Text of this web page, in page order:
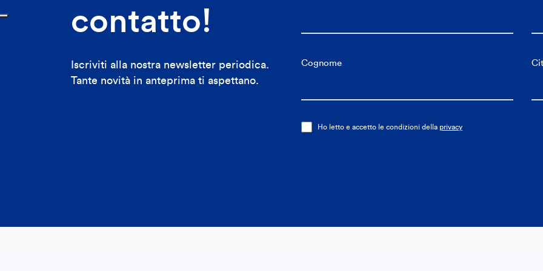
contatto!
Iscriviti alla nostra newsletter periodica.
Tante novità in anteprima ti aspettano.
Cognome
Ho letto e accetto le condizioni della privacy